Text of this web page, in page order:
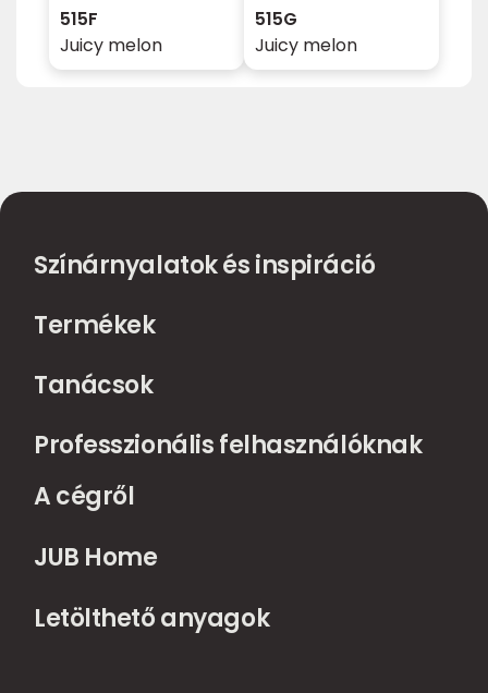
515F
Juicy melon
515G
Juicy melon
Színárnyalatok és inspiráció
Termékek
Tanácsok
Professzionális felhasználóknak
A cégről
JUB Home
Letölthető anyagok